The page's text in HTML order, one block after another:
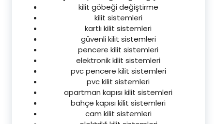
kilit göbeği değiştirme
kilit sistemleri
kartlı kilit sistemleri
güvenli kilit sistemleri
pencere kilit sistemleri
elektronik kilit sistemleri
pvc pencere kilit sistemleri
pvc kilit sistemleri
apartman kapısı kilit sistemleri
bahçe kapısı kilit sistemleri
cam kilit sistemleri